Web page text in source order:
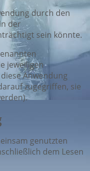
durch den
der
sein könnte.
jeweiligen
Anwendung
zugegriffen, sie
genutzten
dem Lesen